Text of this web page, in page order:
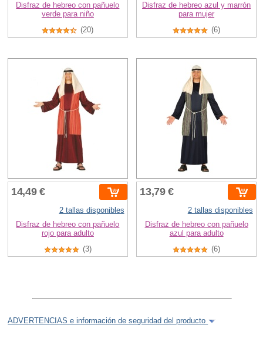
Disfraz de hebreo con pañuelo
verde para niño
(20)
Disfraz de hebreo azul y marrón
para mujer
(6)
14,49 €
2 tallas disponibles
Disfraz de hebreo con pañuelo
rojo para adulto
(3)
13,79 €
2 tallas disponibles
Disfraz de hebreo con pañuelo
azul para adulto
(6)
ADVERTENCIAS e información de seguridad del producto